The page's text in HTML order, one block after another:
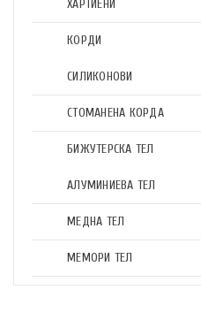
ХАРТИЕНИ
КОРДИ
СИЛИКОНОВИ
СТОМАНЕНА КОРДА
БИЖУТЕРСКА ТЕЛ
АЛУМИНИЕВА ТЕЛ
МЕДНА ТЕЛ
МЕМОРИ ТЕЛ